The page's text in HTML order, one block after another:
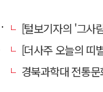
[털보기자의 '그사람
[더사주 오늘의 띠
경북과학대 전통문